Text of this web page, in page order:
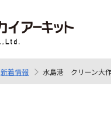
新着情報 水島港 クリーン大作